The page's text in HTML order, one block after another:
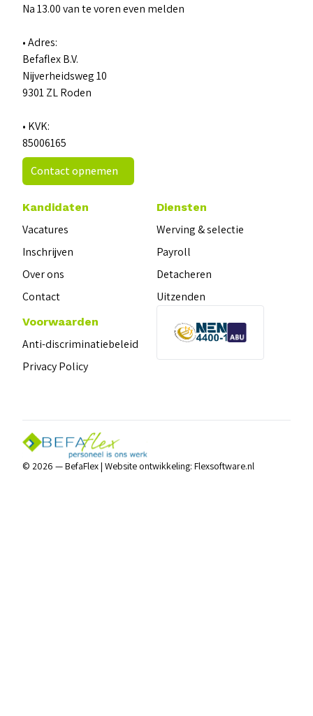
Na 13.00 van te voren even melden
• Adres:
Befaflex B.V.
Nijverheidsweg 10
9301 ZL Roden
• KVK:
85006165
Contact opnemen
Kandidaten
Vacatures
Inschrijven
Over ons
Contact
Diensten
Werving & selectie
Payroll
Detacheren
Uitzenden
Voorwaarden
Anti-discriminatiebeleid
Privacy Policy
© 2026 — BefaFlex | Website ontwikkeling: Flexsoftware.nl